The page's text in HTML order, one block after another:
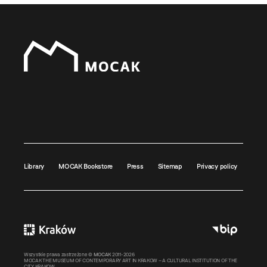
Library MOCAK Bookstore Press Sitemap Privacy policy
Wszystkie prawa zastrzeżone © MOCAK 2011-2026
MOCAK THE MUSEUM OF CONTEMPORARY ART IN KRAKOW – A CULTURAL INSTITUTION OF THE